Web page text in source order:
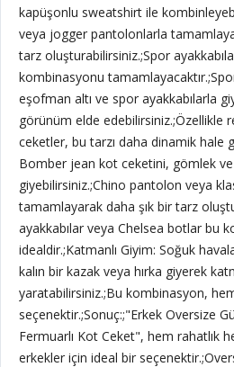
kapüşonlu sweatshirt ile
veya jogger pantolonlarla
tarz oluşturabilirsiniz.;Spor
kombinasyonu
eşofman altı ve spor ayakkabılarla
görünüm elde edebilirsiniz.;Özellikle
ceketler, bu tarzı daha dinamik hale
Bomber jean kot ceketini, gömlek
giyebilirsiniz.;Chino pantolon veya
tamamlayarak daha şık bir tarz
ayakkabılar veya Chelsea botlar bu
idealdir.;Katmanlı Giyim: Soğuk
kalın bir kazak veya hırka giyerek
yaratabilirsiniz.;Bu kombinasyon,
seçenektir.;Sonuç:;"Erkek Oversize
Fermuarlı Kot Ceket", hem rahatlık
erkekler için ideal bir